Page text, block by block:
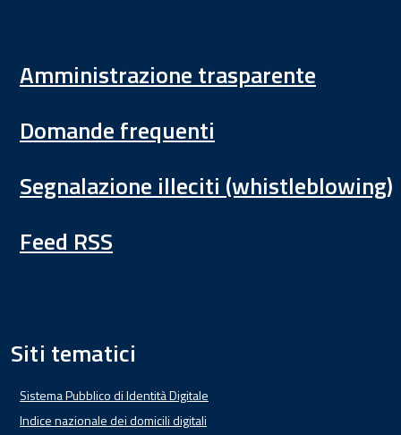
Amministrazione trasparente
Domande frequenti
Segnalazione illeciti (whistleblowing)
Feed RSS
Siti tematici
Sistema Pubblico di Identità Digitale
Indice nazionale dei domicili digitali